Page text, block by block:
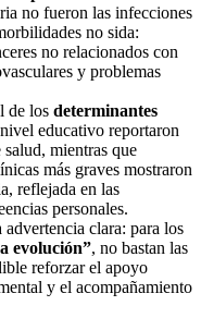
no fueron las infecciones
no sida:
no relacionados con
y problemas
de los determinantes
educativo reportaron
mientras que
más graves mostraron
reflejada en las
personales.
clara: para los
evolución”, no bastan las
reforzar el apoyo
y el acompañamiento